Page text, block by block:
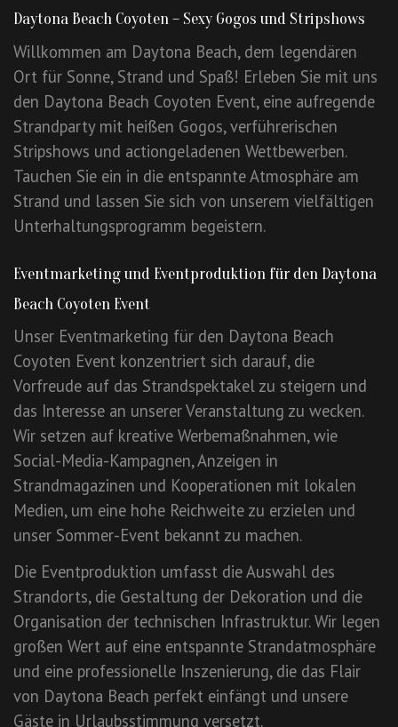
Daytona Beach Coyoten – Sexy Gogos und Stripshows
Willkommen am Daytona Beach, dem legendären
Ort für Sonne, Strand und Spaß! Erleben Sie mit uns
den Daytona Beach Coyoten Event, eine aufregende
Strandparty mit heißen Gogos, verführerischen
Stripshows und actiongeladenen Wettbewerben.
Tauchen Sie ein in die entspannte Atmosphäre am
Strand und lassen Sie sich von unserem vielfältigen
Unterhaltungsprogramm begeistern.
Eventmarketing und Eventproduktion für den Daytona
Beach Coyoten Event
Unser Eventmarketing für den Daytona Beach
Coyoten Event konzentriert sich darauf, die
Vorfreude auf das Strandspektakel zu steigern und
das Interesse an unserer Veranstaltung zu wecken.
Wir setzen auf kreative Werbemaßnahmen, wie
Social-Media-Kampagnen, Anzeigen in
Strandmagazinen und Kooperationen mit lokalen
Medien, um eine hohe Reichweite zu erzielen und
unser Sommer-Event bekannt zu machen.
Die Eventproduktion umfasst die Auswahl des
Strandorts, die Gestaltung der Dekoration und die
Organisation der technischen Infrastruktur. Wir legen
großen Wert auf eine entspannte Strandatmosphäre
und eine professionelle Inszenierung, die das Flair
von Daytona Beach perfekt einfängt und unsere
Gäste in Urlaubsstimmung versetzt.